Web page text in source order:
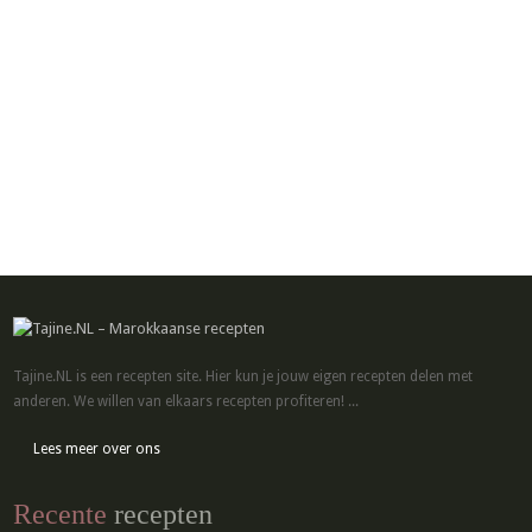
Tajine.NL is een recepten site. Hier kun je jouw eigen recepten delen met
anderen. We willen van elkaars recepten profiteren! ...
Lees meer over ons
Recente recepten